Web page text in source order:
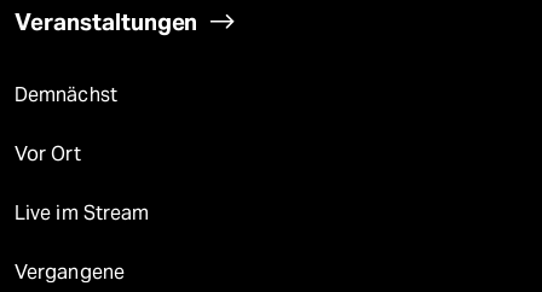
Veranstaltungen
Demnächst
Vor Ort
Live im Stream
Vergangene